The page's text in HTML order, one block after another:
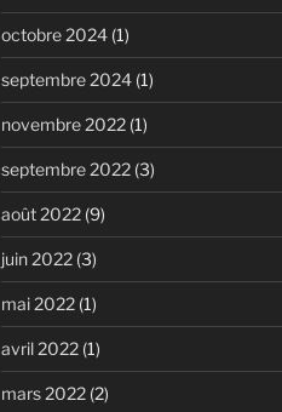
octobre 2024(1)
septembre 2024(1)
novembre 2022(1)
septembre 2022(3)
août 2022(9)
juin 2022(3)
mai 2022(1)
avril 2022(1)
mars 2022(2)